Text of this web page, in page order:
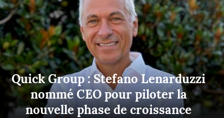
Quick Group : Stefano Lenarduzzi
nommé CEO pour piloter la
nouvelle phase de croissance